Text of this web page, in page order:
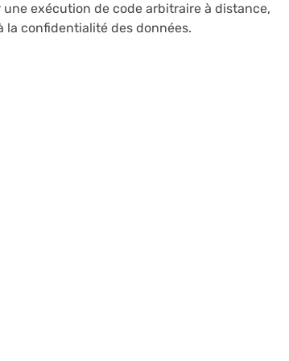
exécution de code arbitraire à distance,
la confidentialité des données.